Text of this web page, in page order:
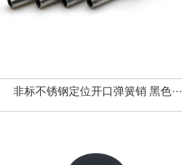
非标不锈钢定位开口弹簧销 黑色···